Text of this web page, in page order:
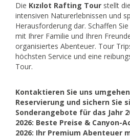
Die Kızılot Rafting Tour stellt
intensiven Naturerlebnissen und
Herausforderung dar. Schaffen
mit Ihrer Familie und Ihren
organisiertes Abenteuer. Tour
höchsten Service und eine
Tour.
Kontaktieren Sie uns
Reservierung und sichern Sie
Sonderangebote für das Jahr
2026: Beste Preise & Canyon-
2026: Ihr Premium Abenteuer